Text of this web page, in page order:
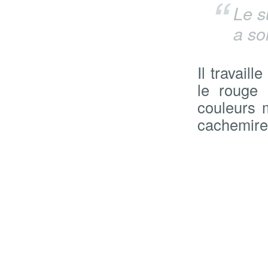
Le
a
Il
le rouge
couleurs